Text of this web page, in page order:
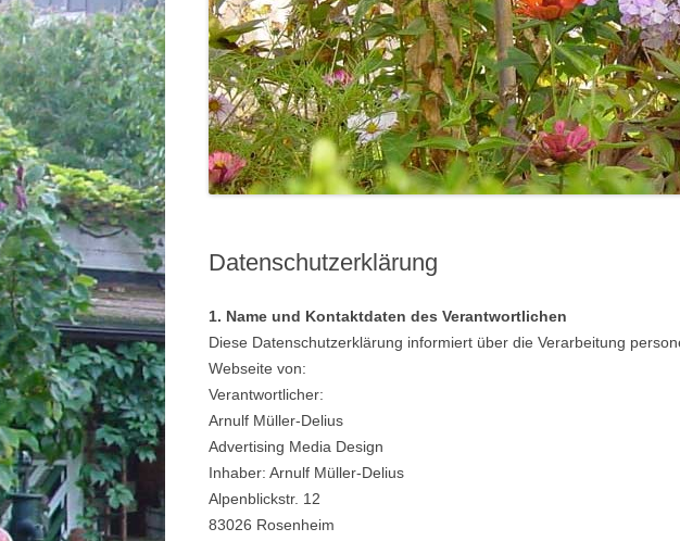
Datenschutzerklärung
1. Name und Kontaktdaten des Verantwortlichen
Diese Datenschutzerklärung informiert über die Verarbeitung
Webseite von:
Verantwortlicher:
Arnulf Müller-Delius
Advertising Media Design
Inhaber: Arnulf Müller-Delius
Alpenblickstr. 12
83026 Rosenheim